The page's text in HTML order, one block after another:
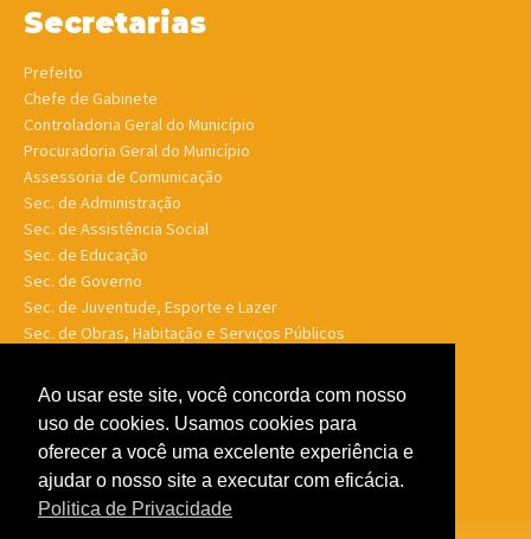
Secretarias
Prefeito
Chefe de Gabinete
Controladoria Geral do Município
Procuradoria Geral do Município
Assessoria de Comunicação
Sec. de Administração
Sec. de Assistência Social
Sec. de Educação
Sec. de Governo
Sec. de Juventude, Esporte e Lazer
Sec. de Obras, Habitação e Serviços Públicos
Sec. de Saúde
Sec. de Turismo
Sec. de Meio Ambiente, Desenv. Agrário, Aquicultura e Pesca
Ao usar este site, você concorda com nosso
uso de cookies. Usamos cookies para
oferecer a você uma excelente experiência e
ajudar o nosso site a executar com eficácia.
Politica de Privacidade